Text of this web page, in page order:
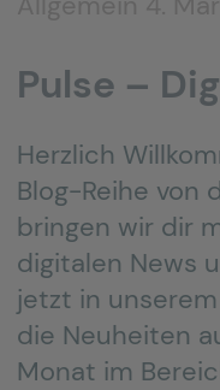
Pulse –
Herzlich
Blog-Reihe von
bringen wir dir
digitalen News
jetzt in
die Neuheiten
Monat im